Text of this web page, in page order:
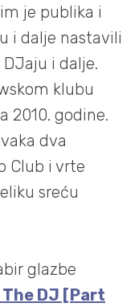
je publika i
i dalje nastavili
i dalje.
klubu
2010. godine.
dva
Club i vrte
sreću
glazbe
The DJ [Part